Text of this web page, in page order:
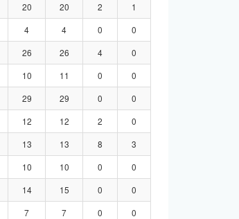
20 20 2
1
4 4 0
0
26 26 4
0
10 11 0
0
29 29 0
0
12 12 2
0
13 13 8
3
10 10 0
0
14 15 0
0
7 7 0
0